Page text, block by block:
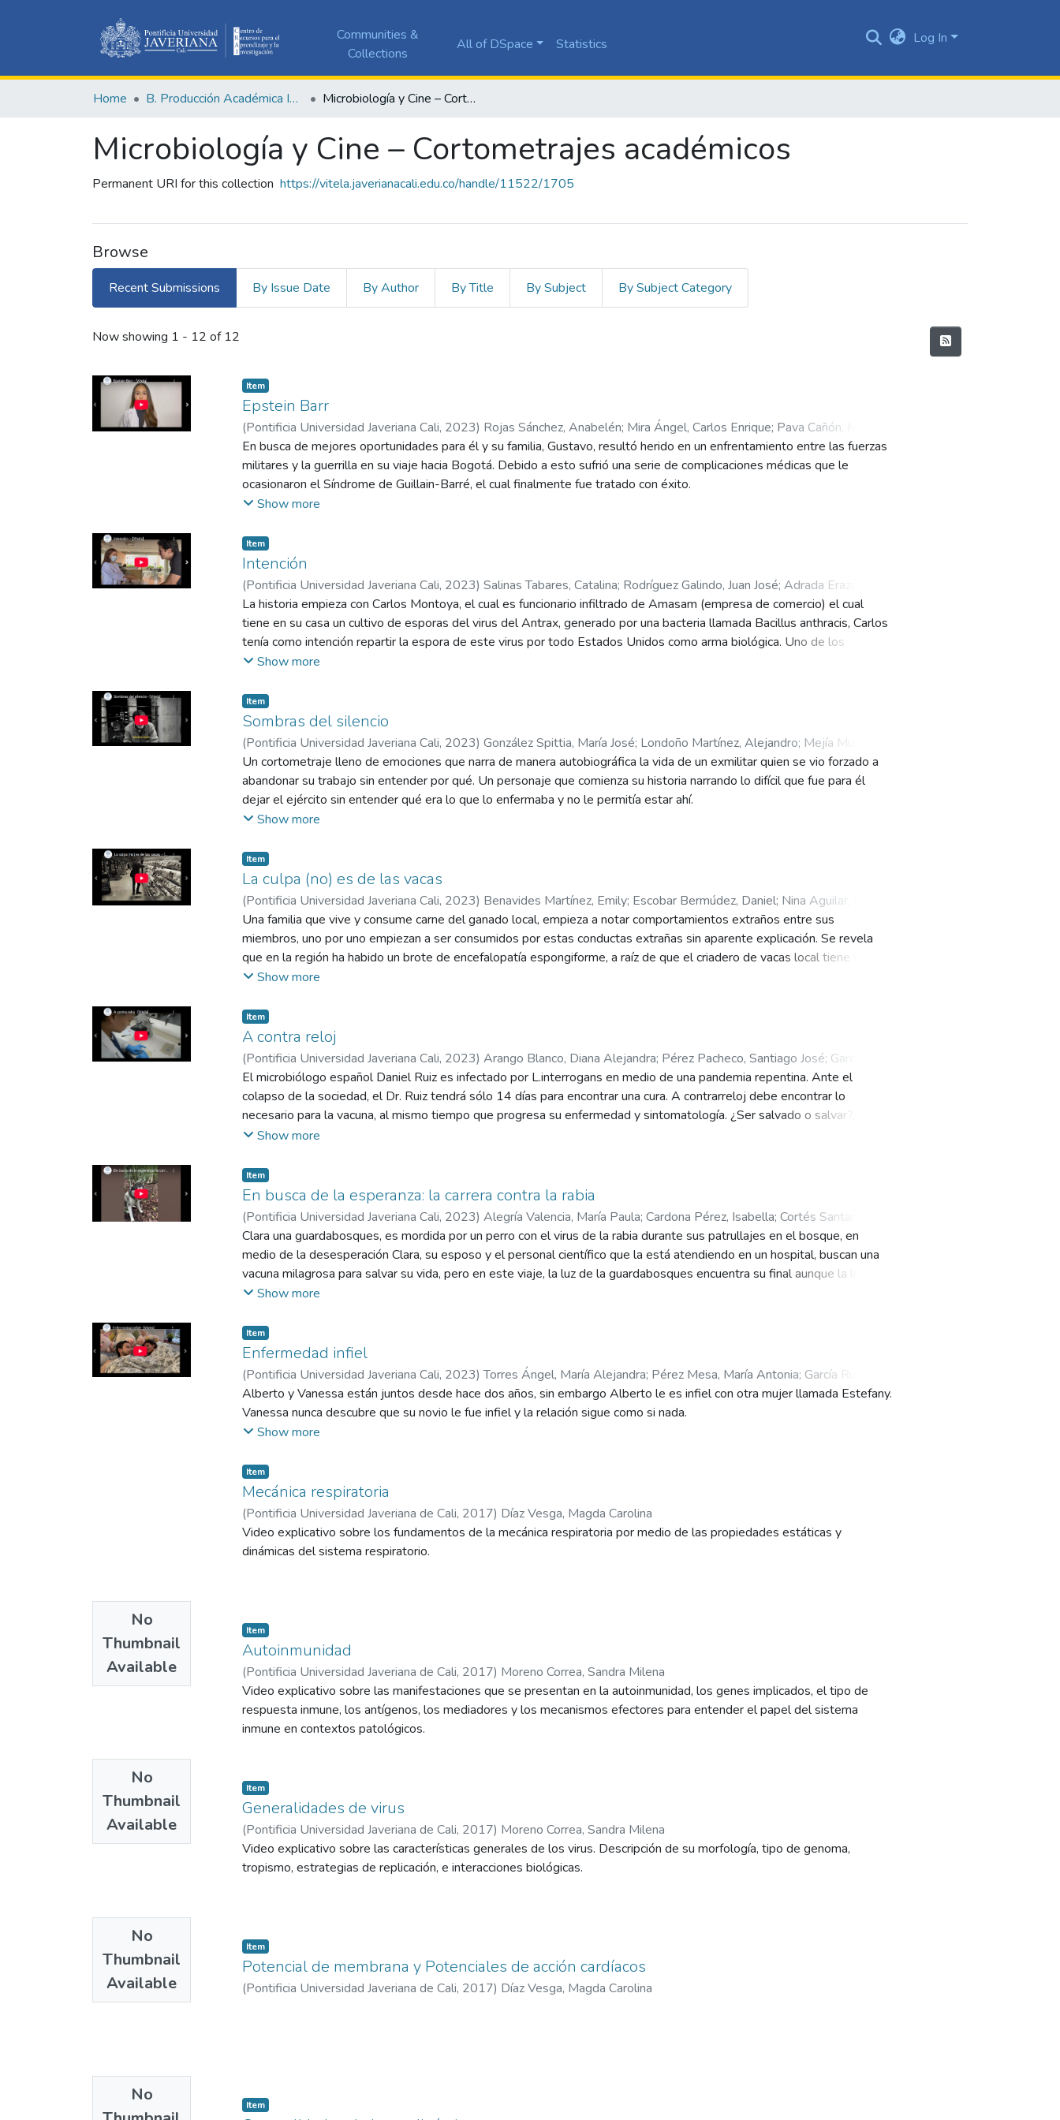
Communities &
Collections
All of DSpace Statistics Log In
Home B. Producción Académica Institucional Microbiología y Cine – Cortometrajes académicos
Microbiología y Cine – Cortometrajes académicos
Permanent URI for this collection https://vitela.javerianacali.edu.co/handle/11522/1705
Browse
Recent Submissions By Issue Date By Author By Title By Subject By Subject Category
Recent Submissions
Now showing 1 - 12 of 12
Item
Epstein Barr
(Pontificia Universidad Javeriana Cali, 2023) Rojas Sánchez, Anabelén; Mira Ángel, Carlos Enrique; Pava Cañón, María
Lisseth;Mera Burbano, Cristian David;Aguilar Constain, Sofía;Aguilar Donneys, Gustavo Eduardo;Viera Castañeda, Iván
Andrés; Castañeda Ramírez, Claudia Rocío
En busca de mejores oportunidades para él y su familia, Gustavo, resultó herido en un enfrentamiento entre las fuerzas
militares y la guerrilla en su viaje hacia Bogotá. Debido a esto sufrió una serie de complicaciones médicas que le
ocasionaron el Síndrome de Guillain-Barré, el cual finalmente fue tratado con éxito.
Show more
Item
Intención
(Pontificia Universidad Javeriana Cali, 2023) Salinas Tabares, Catalina; Rodríguez Galindo, Juan José; Adrada Erazo,
Danny Romario;Zapata Alzate, Marianna ;Hernández Rojas, William;Zambrano Pantoja, Laura Isabel;Dávila León,
Román Benyanni;Viera Castañeda, Iván Andrés ;Castañeda Ramírez, Claudia Rocío
La historia empieza con Carlos Montoya, el cual es funcionario infiltrado de Amasam (empresa de comercio) el cual
tiene en su casa un cultivo de esporas del virus del Antrax, generado por una bacteria llamada Bacillus anthracis, Carlos
tenía como intención repartir la espora de este virus por todo Estados Unidos como arma biológica. Uno de los
paquetes que se enviaron tenía como paradero la casa del multimillonario. Jason Torres, el cual se infectó de este virus,
Show more
Item
Sombras del silencio
(Pontificia Universidad Javeriana Cali, 2023) González Spittia, María José; Londoño Martínez, Alejandro; Mejía Muñoz,
Bianca;Suaza Villalba, Diego Andrés ;Pérez Caldas, Melissa;Torres Rincón, Julián;Viera Castañeda, Iván Andrés;
Castañeda Ramírez, Claudia Rocío
Un cortometraje lleno de emociones que narra de manera autobiográfica la vida de un exmilitar quien se vio forzado a
abandonar su trabajo sin entender por qué. Un personaje que comienza su historia narrando lo difícil que fue para él
dejar el ejército sin entender qué era lo que lo enfermaba y no le permitía estar ahí.
Show more
Item
La culpa (no) es de las vacas
(Pontificia Universidad Javeriana Cali, 2023) Benavides Martínez, Emily; Escobar Bermúdez, Daniel; Nina Aguilar, David
Andrés;Ortega Zúñiga, Carlos Felipe; Salazar Ríos, Tatiana;Castañeda Ramírez, Claudia Rocío;Viera Castañeda, Iván
Andrés
Una familia que vive y consume carne del ganado local, empieza a notar comportamientos extraños entre sus
miembros, uno por uno empiezan a ser consumidos por estas conductas extrañas sin aparente explicación. Se revela
que en la región ha habido un brote de encefalopatía espongiforme, a raíz de que el criadero de vacas local tiene vacas
infectadas, sin embargo la familia decide no darle importancia, por lo que siguen consumiendo carne infectada con el
Show more
Item
A contra reloj
(Pontificia Universidad Javeriana Cali, 2023) Arango Blanco, Diana Alejandra; Pérez Pacheco, Santiago José; García
Álvarez, Juan José;Estrella Insuasty, Jose David; Castañeda Ramírez, Claudia Rocío; Viera Castañeda, Iván Andrés
El microbiólogo español Daniel Ruiz es infectado por L.interrogans en medio de una pandemia repentina. Ante el
colapso de la sociedad, el Dr. Ruiz tendrá sólo 14 días para encontrar una cura. A contrarreloj debe encontrar lo
necesario para la vacuna, al mismo tiempo que progresa su enfermedad y sintomatología. ¿Ser salvado o salvar?, toda
cura tiene su precio, no puedes salvar a todos.
Show more
Item
En busca de la esperanza: la carrera contra la rabia
(Pontificia Universidad Javeriana Cali, 2023) Alegría Valencia, María Paula; Cardona Pérez, Isabella; Cortés Santamaría,
Alejandra ;Mosquera Izquierdo, Esteban;Arango Montilla, María del Mar; Castañeda Ramírez, Claudia Rocío;Viera
Castañeda, Iván Andrés
Clara una guardabosques, es mordida por un perro con el virus de la rabia durante sus patrullajes en el bosque, en
medio de la desesperación Clara, su esposo y el personal científico que la está atendiendo en un hospital, buscan una
vacuna milagrosa para salvar su vida, pero en este viaje, la luz de la guardabosques encuentra su final aunque la lucha
continua y una esperanza en el mundo finalmente nace.
Show more
Item
Enfermedad infiel
(Pontificia Universidad Javeriana Cali, 2023)Torres Ángel, María Alejandra; Pérez Mesa, María Antonia; García Rubiano,
Valeria; Trujillo Lastra, Daniel Santiago; Bonilla Valencia, Juan José;Castañeda Ramírez, Claudia Rocío;Viera Castañeda,
Iván Andrés
Alberto y Vanessa están juntos desde hace dos años, sin embargo Alberto le es infiel con otra mujer llamada Estefany.
Vanessa nunca descubre que su novio le fue infiel y la relación sigue como si nada.
Show more
No
Thumbnail
Available
Item
Mecánica respiratoria
(Pontificia Universidad Javeriana de Cali, 2017) Díaz Vesga, Magda Carolina
Video explicativo sobre los fundamentos de la mecánica respiratoria por medio de las propiedades estáticas y
dinámicas del sistema respiratorio.
No
Thumbnail
Available
Item
Autoinmunidad
(Pontificia Universidad Javeriana de Cali, 2017) Moreno Correa, Sandra Milena
Video explicativo sobre las manifestaciones que se presentan en la autoinmunidad, los genes implicados, el tipo de
respuesta inmune, los antígenos, los mediadores y los mecanismos efectores para entender el papel del sistema
inmune en contextos patológicos.
No
Thumbnail
Available
Item
Generalidades de virus
(Pontificia Universidad Javeriana de Cali, 2017) Moreno Correa, Sandra Milena
Video explicativo sobre las características generales de los virus. Descripción de su morfología, tipo de genoma,
tropismo, estrategias de replicación, e interacciones biológicas.
No
Item
Potencial de membrana y Potenciales de acción cardíacos
(Pontificia Universidad Javeriana de Cali, 2017) Díaz Vesga, Magda Carolina
Item